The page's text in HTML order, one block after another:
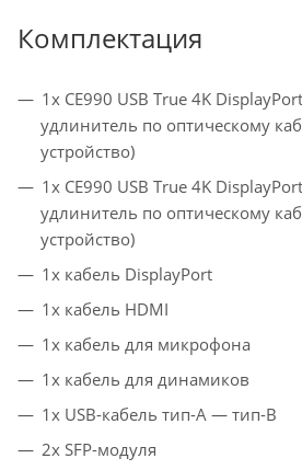
Комплектация
1x CE990 USB True 4K
удлинитель по оптическому
устройство)
1x CE990 USB True 4K
удлинитель по оптическому
устройство)
1x кабель DisplayPort
1x кабель HDMI
1x кабель для микрофона
1x кабель для динамиков
1x USB-кабель тип-A — тип-B
2x SFP-модуля